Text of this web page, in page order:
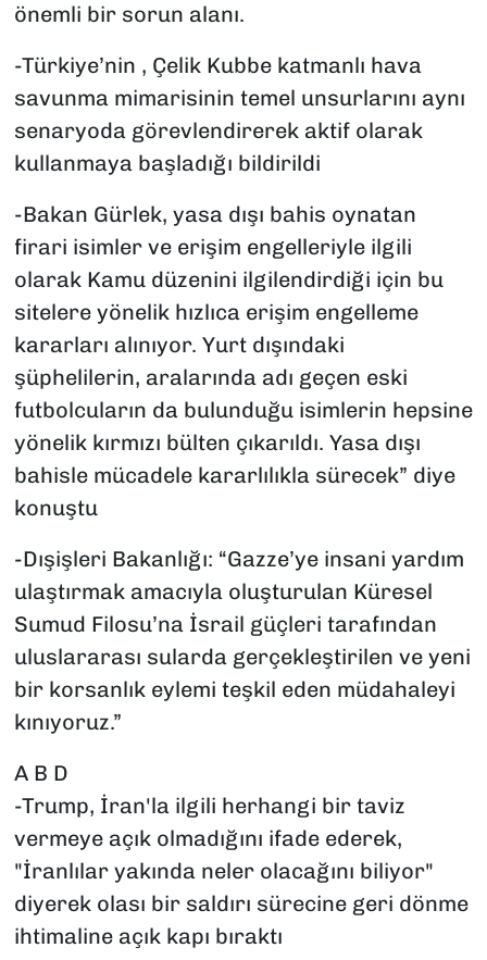
önemli bir sorun alanı.
-Türkiye’nin , Çelik Kubbe katmanlı hava
savunma mimarisinin temel unsurlarını aynı
senaryoda görevlendirerek aktif olarak
kullanmaya başladığı bildirildi
-Bakan Gürlek, yasa dışı bahis oynatan
firari isimler ve erişim engelleriyle ilgili
olarak Kamu düzenini ilgilendirdiği için bu
sitelere yönelik hızlıca erişim engelleme
kararları alınıyor. Yurt dışındaki
şüphelilerin, aralarında adı geçen eski
futbolcuların da bulunduğu isimlerin hepsine
yönelik kırmızı bülten çıkarıldı. Yasa dışı
bahisle mücadele kararlılıkla sürecek” diye
konuştu
-Dışişleri Bakanlığı: “Gazze’ye insani yardım
ulaştırmak amacıyla oluşturulan Küresel
Sumud Filosu’na İsrail güçleri tarafından
uluslararası sularda gerçekleştirilen ve yeni
bir korsanlık eylemi teşkil eden müdahaleyi
kınıyoruz.”
A B D
-Trump, İran'la ilgili herhangi bir taviz
vermeye açık olmadığını ifade ederek,
"İranlılar yakında neler olacağını biliyor"
diyerek olası bir saldırı sürecine geri dönme
ihtimaline açık kapı bıraktı